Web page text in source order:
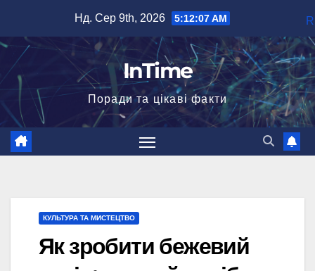
вмісту
Нд. Сер 9th, 2026 5:12:08 AM
InTime
Поради та цікаві факти
КУЛЬТУРА ТА МИСТЕЦТВО
Як зробити бежевий